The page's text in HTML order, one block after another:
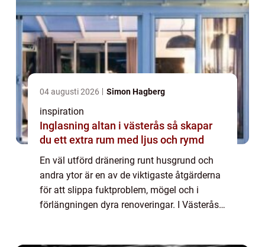
04 augusti 2026 Simon Hagberg
inspiration
Inglasning altan i västerås så skapar
du ett extra rum med ljus och rymd
En väl utförd dränering runt husgrund och
andra ytor är en av de viktigaste åtgärderna
för att slippa fuktproblem, mögel och i
förlängningen dyra renoveringar. I Västerås,